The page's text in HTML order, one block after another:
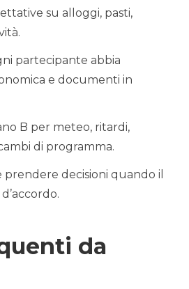
su alloggi, pasti,
partecipante abbia
e documenti in
B per meteo, ritardi,
di programma.
prendere decisioni quando il
da